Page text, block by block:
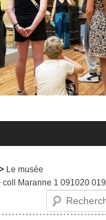
Le musée
coll Maranne 1 091020 019
Recherche